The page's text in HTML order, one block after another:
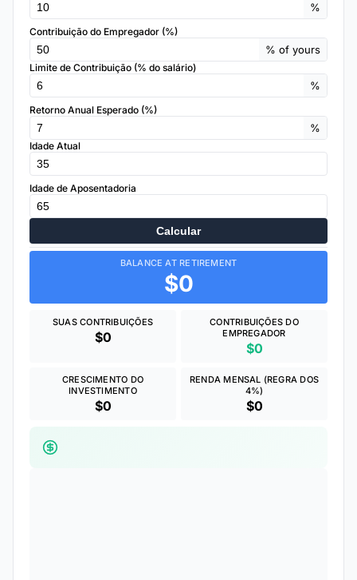
%
Contribuição do Empregador (%)
% of yours
Limite de Contribuição (% do salário)
%
Retorno Anual Esperado (%)
%
Idade Atual
Idade de Aposentadoria
Calcular
BALANCE AT RETIREMENT
$0
SUAS CONTRIBUIÇÕES
$0
CONTRIBUIÇÕES DO
EMPREGADOR
$0
CRESCIMENTO DO
INVESTIMENTO
$0
RENDA MENSAL (REGRA DOS
4%)
$0